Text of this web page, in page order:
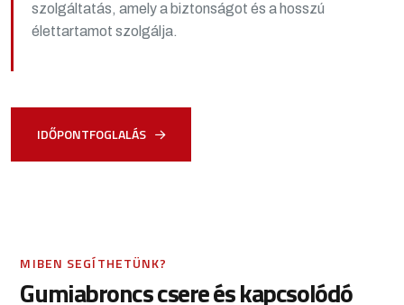
szolgáltatás, amely a biztonságot és a hosszú
élettartamot szolgálja.
IDŐPONTFOGLALÁS
MIBEN SEGÍTHETÜNK?
Gumiabroncs csereés kapcsolódó